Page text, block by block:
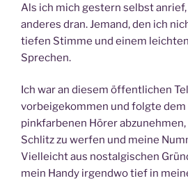
Als ich mich gestern selbst
anderes dran. Jemand, den ich
tiefen Stimme und einem
Sprechen.
Ich war an diesem öffentlichen
vorbeigekommen und folgte dem
pinkfarbenen Hörer
Schlitz zu werfen und meine
Vielleicht aus nostalgischen
mein Handy irgendwo tief in